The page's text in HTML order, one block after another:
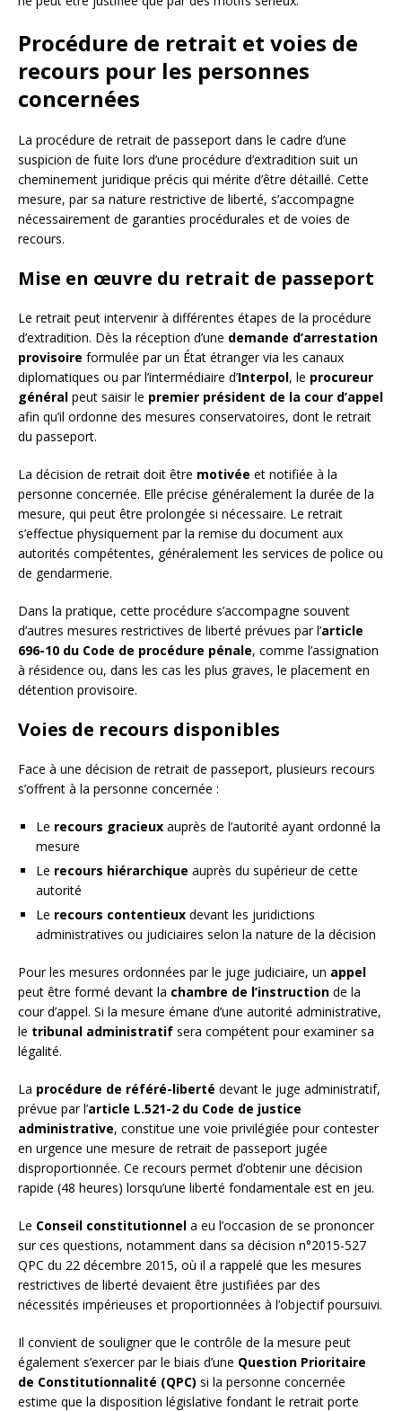
Procédure de retrait et voies de
recours pour les personnes
concernées
La procédure de retrait de passeport dans le cadre d’une
suspicion de fuite lors d’une procédure d’extradition suit un
cheminement juridique précis qui mérite d’être détaillé. Cette
mesure, par sa nature restrictive de liberté, s’accompagne
nécessairement de garanties procédurales et de voies de
recours.
Mise en œuvre du retrait de passeport
Le retrait peut intervenir à différentes étapes de la procédure
d’extradition. Dès la réception d’une demande d’arrestation
provisoire formulée par un État étranger via les canaux
diplomatiques ou par l’intermédiaire d’Interpol, le procureur
général peut saisir le premier président de la cour d’appel
afin qu’il ordonne des mesures conservatoires, dont le retrait
du passeport.
La décision de retrait doit être motivée et notifiée à la
personne concernée. Elle précise généralement la durée de la
mesure, qui peut être prolongée si nécessaire. Le retrait
s’effectue physiquement par la remise du document aux
autorités compétentes, généralement les services de police ou
de gendarmerie.
Dans la pratique, cette procédure s’accompagne souvent
d’autres mesures restrictives de liberté prévues par l’article
696-10 du Code de procédure pénale, comme l’assignation
à résidence ou, dans les cas les plus graves, le placement en
détention provisoire.
Voies de recours disponibles
Face à une décision de retrait de passeport, plusieurs recours
s’offrent à la personne concernée :
Le recours gracieux auprès de l’autorité ayant ordonné la
mesure
Le recours hiérarchique auprès du supérieur de cette
autorité
Le recours contentieux devant les juridictions
administratives ou judiciaires selon la nature de la décision
Pour les mesures ordonnées par le juge judiciaire, un appel
peut être formé devant la chambre de l’instruction de la
cour d’appel. Si la mesure émane d’une autorité administrative,
le tribunal administratif sera compétent pour examiner sa
légalité.
La procédure de référé-liberté devant le juge administratif,
prévue par l’article L.521-2 du Code de justice
administrative, constitue une voie privilégiée pour contester
en urgence une mesure de retrait de passeport jugée
disproportionnée. Ce recours permet d’obtenir une décision
rapide (48 heures) lorsqu’une liberté fondamentale est en jeu.
Le Conseil constitutionnel a eu l’occasion de se prononcer
sur ces questions, notamment dans sa décision n°2015-527
QPC du 22 décembre 2015, où il a rappelé que les mesures
restrictives de liberté devaient être justifiées par des
nécessités impérieuses et proportionnées à l’objectif poursuivi.
Il convient de souligner que le contrôle de la mesure peut
également s’exercer par le biais d’une Question Prioritaire
de Constitutionnalité (QPC) si la personne concernée
estime que la disposition législative fondant le retrait porte